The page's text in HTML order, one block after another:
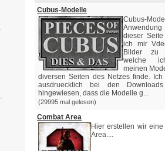
Cubus-Modelle
Cubus-
Anwendung
dieser
ich mir
Bilder zu
welche
meinen
diversen Seiten des Netzes finde.
ausdruecklich bei den
hingewiesen, dass die Modelle g...
(29995 mal gelesen)
Combat Area
Hier erstellen wir
Area....